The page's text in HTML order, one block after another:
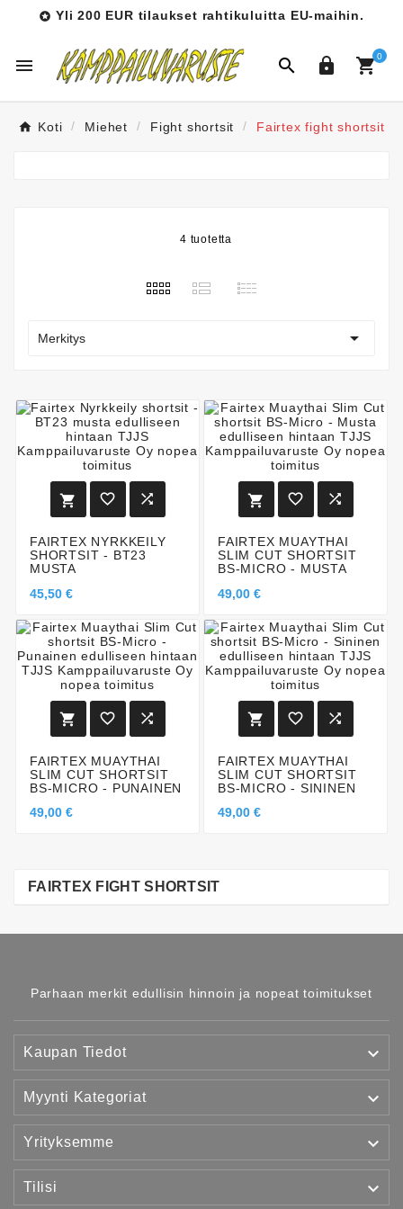
 Yli 200 EUR tilaukset rahtikuluitta EU-maihin.
   0
Koti Miehet Fight shortsit Fairtex fight shortsit
4 tuotetta
Merkitys 
  
FAIRTEX NYRKKEILY
SHORTSIT - BT23
MUSTA
45,50 €
  
FAIRTEX MUAYTHAI
SLIM CUT SHORTSIT
BS-MICRO - MUSTA
49,00 €
  
FAIRTEX MUAYTHAI
SLIM CUT SHORTSIT
BS-MICRO - PUNAINEN
49,00 €
  
FAIRTEX MUAYTHAI
SLIM CUT SHORTSIT
BS-MICRO - SININEN
49,00 €
FAIRTEX FIGHT SHORTSIT
Parhaan merkit edullisin hinnoin ja nopeat toimitukset
Kaupan Tiedot 
Myynti Kategoriat 
Yrityksemme 
Tilisi 